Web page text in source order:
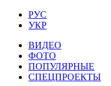
РУС
УКР
ВИДЕО
ФОТО
ПОПУЛЯРНЫЕ
СПЕЦПРОЕКТЫ